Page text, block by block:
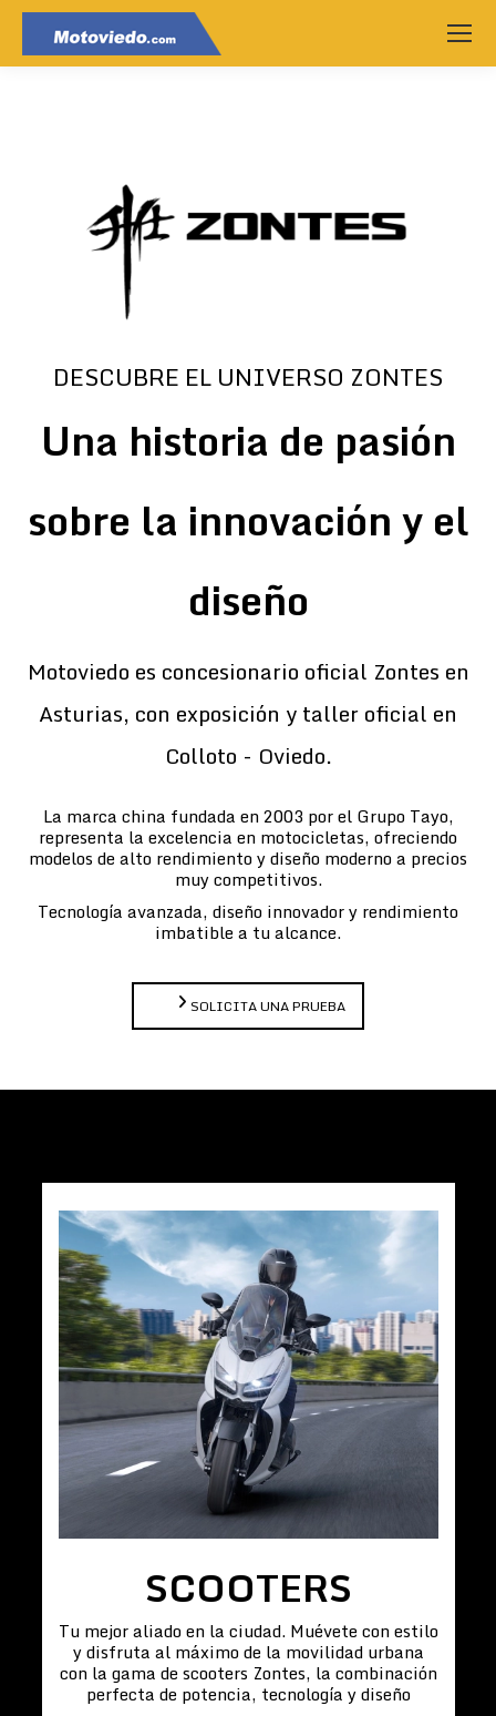
DESCUBRE EL UNIVERSO ZONTES
Una historia de pasión
sobre la innovación y el
diseño
Motoviedo es concesionario oficial Zontes en
Asturias, con exposición y taller oficial en
Colloto - Oviedo.
La marca china fundada en 2003 por el Grupo Tayo,
representa la excelencia en motocicletas, ofreciendo
modelos de alto rendimiento y diseño moderno a precios
muy competitivos.
Tecnología avanzada, diseño innovador y rendimiento
imbatible a tu alcance.
SOLICITA UNA PRUEBA
SCOOTERS
Tu mejor aliado en la ciudad. Muévete con estilo
y disfruta al máximo de la movilidad urbana
con la gama de scooters Zontes, la combinación
perfecta de potencia, tecnología y diseño